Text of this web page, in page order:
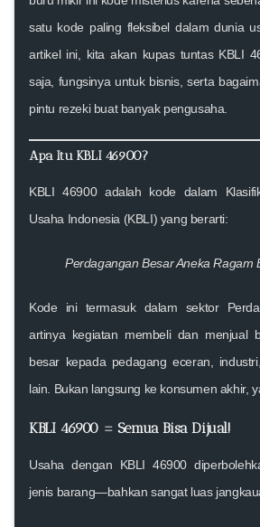
satu kode paling fleksibel dalam dunia
artikel ini, kita akan kupas tuntas KBLI
saja, fungsinya untuk bisnis, serta
pintu rezeki buat banyak pengusaha.
Apa Itu KBLI 46900?
KBLI 46900adalah kode dalam
Usaha Indonesia (KBLI) yang berarti:
Perdagangan Besar Aneka Ragam
Kode ini termasuk dalam sektor
artinya kegiatan membeli dan menjual
besar kepada pedagang eceran,
lain. Bukan langsung ke konsumen akhir,
KBLI 46900 = Semua Bisa Dijual!
Usaha dengan KBLI 46900
jenis barang—bahkan sangat luas